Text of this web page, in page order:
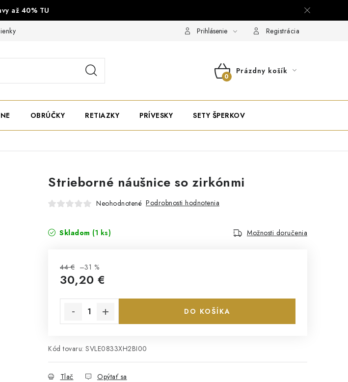
až 40% TU
Prihlásenie Registrácia
NÁKUPNÝ
Prázdny košík
OBRÚČKY RETIAZKY PRÍVESKY SETY ŠPERKOV
Strieborné náušnice so zirkónmi
Neohodnotené Podrobnosti hodnotenia
Skladom (1 ks) Možnosti doručenia
44 € –31 %
30,20 €
DO KOŠÍKA
Kód tovaru: SVLE0833XH2BI00
Tlač Opýtať sa